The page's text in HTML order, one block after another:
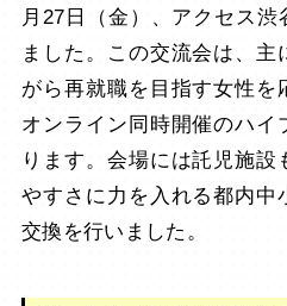
月27日（金）、アクセス
ました。この交流会は、
がら再就職を目指す女性を
オンライン同時開催のハイ
ります。会場には託児施設
やすさに力を入れる都内中
交換を行いました。